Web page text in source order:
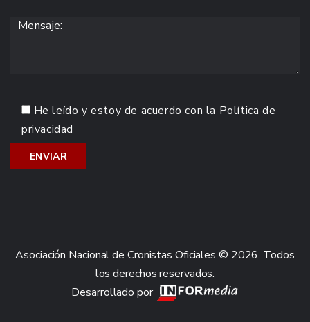
He leído y estoy de acuerdo con la Política de
privacidad
Asociación Nacional de Cronistas Oficiales © 2026. Todos
los derechos reservados.
Desarrollado por